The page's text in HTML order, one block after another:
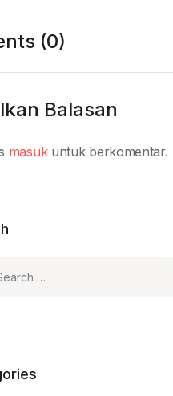
(0)
Balasan
masukuntuk berkomentar.